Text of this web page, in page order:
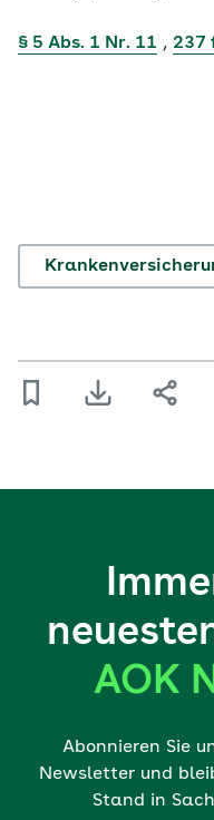
§ 5 Abs. 1 Nr. 11 , 237
AOK
Abonnieren Sie
Newsletter und
Stand in